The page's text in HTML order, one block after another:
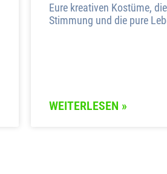
Eure kreativen Kostüme,
Stimmung und die pure
WEITERLESEN »